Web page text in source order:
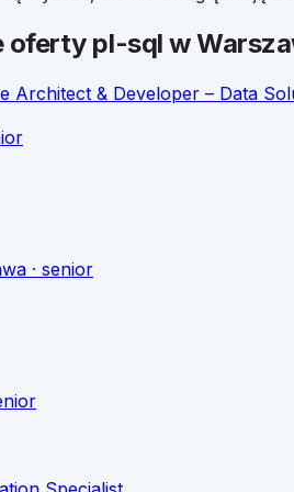
oferty pl-sql w
Architect & Developer – Data
· senior